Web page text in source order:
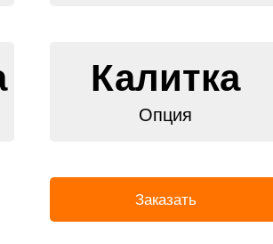
Калитка
Опция
Заказать